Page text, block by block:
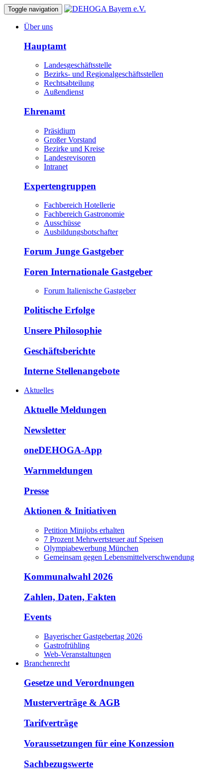
Toggle navigation
Über uns
Hauptamt
Landesgeschäftsstelle
Bezirks- und Regionalgeschäftsstellen
Rechtsabteilung
Außendienst
Ehrenamt
Präsidium
Großer Vorstand
Bezirke und Kreise
Landesrevisoren
Intranet
Expertengruppen
Fachbereich Hotellerie
Fachbereich Gastronomie
Ausschüsse
Ausbildungsbotschafter
Forum Junge Gastgeber
Foren Internationale Gastgeber
Forum Italienische Gastgeber
Politische Erfolge
Unsere Philosophie
Geschäftsberichte
Interne Stellenangebote
Aktuelles
Aktuelle Meldungen
Newsletter
oneDEHOGA-App
Warnmeldungen
Presse
Aktionen & Initiativen
Petition Minijobs erhalten
7 Prozent Mehrwertsteuer auf Speisen
Olympiabewerbung München
Gemeinsam gegen Lebensmittelverschwendung
Kommunalwahl 2026
Zahlen, Daten, Fakten
Events
Bayerischer Gastgebertag 2026
Gastrofrühling
Web-Veranstaltungen
Branchenrecht
Gesetze und Verordnungen
Musterverträge & AGB
Tarifverträge
Voraussetzungen für eine Konzession
Sachbezugswerte